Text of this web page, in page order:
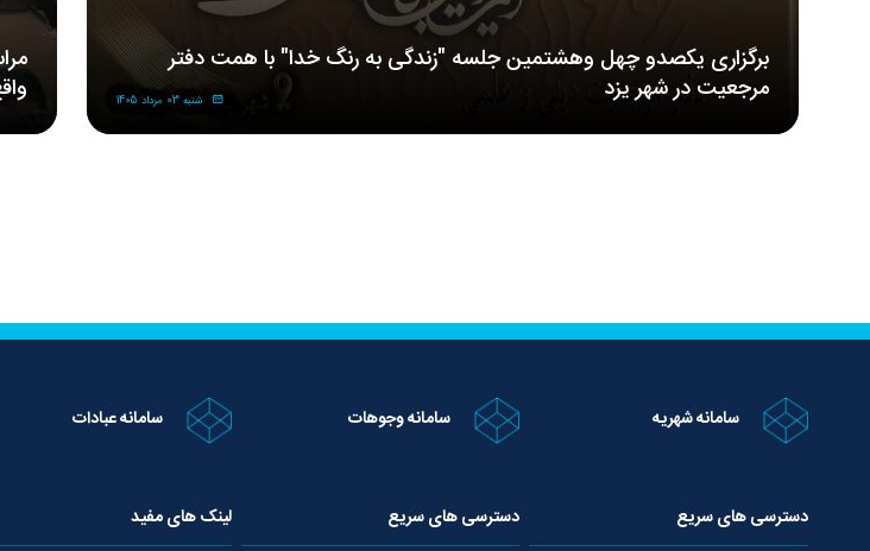
برگزاری یکصدو چهل وهشتمین جلسه "زندگی به رنگ خدا" با همت دفتر
مرجعیت در شهر یزد
شنبه 03 مرداد 1405
سامانه شهریه سامانه وجوهات سامانه عبادات
دسترسی های سریع دسترسی های سریع لینک های مفید